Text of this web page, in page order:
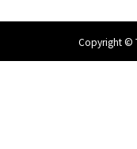
Copyright ©